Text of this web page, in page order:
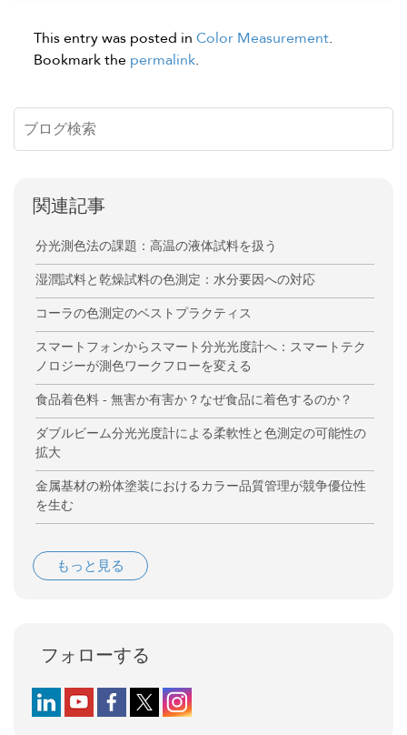
This entry was posted in Color Measurement.
Bookmark the permalink.
関連記事
分光測色法の課題：高温の液体試料を扱う
湿潤試料と乾燥試料の色測定：水分要因への対応
コーラの色測定のベストプラクティス
スマートフォンからスマート分光光度計へ：スマートテク
ノロジーが測色ワークフローを変える
食品着色料 - 無害か有害か？なぜ食品に着色するのか？
ダブルビーム分光光度計による柔軟性と色測定の可能性の
拡大
金属基材の粉体塗装におけるカラー品質管理が競争優位性
を生む
もっと見る
フォローする
Follow us on LinkedIn
Follow us on YouTube
Follow us on Facebook
Follow us on X (formerly Twitter)
Follow us on Instagram